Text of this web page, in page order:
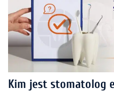
Kim jest stomatolog